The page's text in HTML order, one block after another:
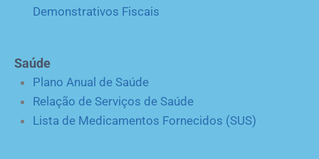
Demonstrativos Fiscais
Saúde
Plano Anual de Saúde
Relação de Serviços de Saúde
Lista de Medicamentos Fornecidos (SUS)